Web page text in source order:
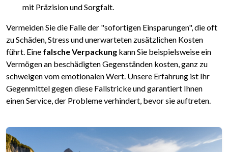
mit Präzision und Sorgfalt.
Vermeiden Sie die Falle der "sofortigen Einsparungen", die oft
zu Schäden, Stress und unerwarteten zusätzlichen Kosten
führt. Eine falsche Verpackung kann Sie beispielsweise ein
Vermögen an beschädigten Gegenständen kosten, ganz zu
schweigen vom emotionalen Wert. Unsere Erfahrung ist Ihr
Gegenmittel gegen diese Fallstricke und garantiert Ihnen
einen Service, der Probleme verhindert, bevor sie auftreten.